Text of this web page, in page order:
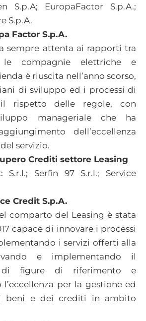
S.p.A; EuropaFactor S.p.A.;
S.p.A.
Factor S.p.A.
sempre attenta ai rapporti tra
compagnie elettriche e
è riuscita nell’anno scorso,
di sviluppo ed i processi di
rispetto delle regole, con
manageriale che ha
dell’eccellenza
servizio.
Crediti settore Leasing
S.r.l.; Serfin 97 S.r.l.; Service
Credit S.p.A.
comparto del Leasing è stata
capace di innovare i processi
i servizi offerti alla
e implementando il
di figure di riferimento e
l’eccellenza per la gestione ed
beni e dei crediti in ambito